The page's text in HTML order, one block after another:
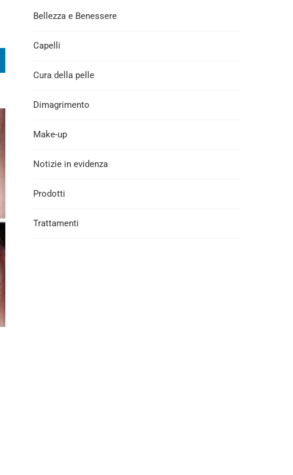
Bellezza e Benessere
Capelli
Cura della pelle
Dimagrimento
Make-up
Notizie in evidenza
Prodotti
Trattamenti